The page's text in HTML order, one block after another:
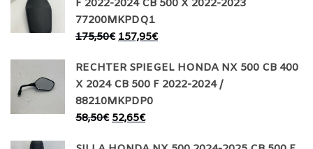
F 2022-2024 CB 500 X 2022-2023
77200MKPDQ1
175,50€ 157,95€
RECHTER SPIEGEL HONDA NX 500 CB 400
X 2024 CB 500 F 2022-2024 /
88210MKPDP0
58,50€ 52,65€